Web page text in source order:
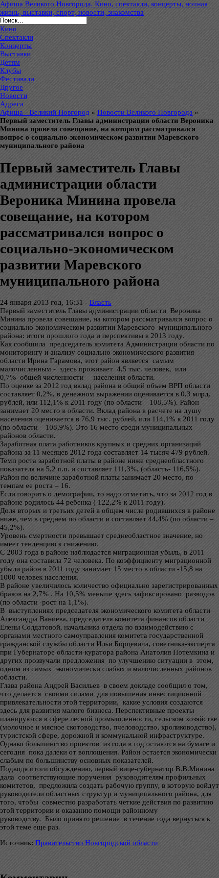
Афиша Великого Новгорода. Кино, спектакли, концерты, ночная
жизнь, выставки, спорт, новости, знакомства
Кино
Спектакли
Концерты
Выставки
Детям
Клубы
Фестивали
Другое
Новости
Адреса
Афиша - Великий Новгород » Новости Великого Новгорода »
Первый заместитель Главы администрации области Вероника
Минина провела совещание, на котором рассматривался
вопрос о социально-экономическом развитии Маревского
муниципального района
Первый заместитель Главы
администрации области
Вероника Минина провела
совещание, на котором
рассматривался вопрос о
социально-экономическом
развитии Маревского
муниципального района
24 января 2013 год, 16:31 - Власть
Первый заместитель Главы администрации области Вероника
Минина провела совещание, на котором рассматривался вопрос о
социально-экономическом развитии Маревского муниципального
района: итоги прошлого года и перспективы в 2013 году.
Как сообщила председатель комитета Администрации области по
мониторингу и анализу социально-экономического развития
области Ирина Гарамова, этот район является самым
малочисленным - здесь проживает 4,5 тыс. человек, или
0,7% общей численности населения области.
По оценке за 2012 год вклад района в общий объем ВРП области
составляет 0,2%, в денежном выражении оценивается в 0,3 млрд.
рублей, или 112,1% к 2011 году (по области – 108,5%). Район
занимает 20 место в области. Вклад района в расчете на душу
населения оценивается в 76,9 тыс. рублей, или 114,1% к 2011 году
(по области – 108,9%). Это 16 место среди муниципальных
районов области.
Заработная плата работников крупных и средних организаций
района за 11 месяцев 2012 года составляет 14 тысяч 479 рублей.
Темп роста заработной платы в районе ниже среднеобластного
показателя на 5,2 п.п. и составляет 111,3%, (область- 116,5%).
Район по величине заработной платы занимает 20 место, по
темпам ее роста – 16.
Если говорить о демографии, то надо отметить, что за 2012 год в
районе родилось 44 ребенка ( 122,2% к 2011 году).
Доля вторых и третьих детей в общем числе родившихся в районе
ниже, чем в среднем по области и составляет 44,4% (по области –
45,2%).
Уровень смертности превышает среднеобластное значение, но
имеет тенденцию к снижению.
С 2003 года в районе наблюдается миграционная убыль, в 2011
году она составила 72 человека. По коэффициенту миграционной
убыли район в 2011 году занимает 15 место в области -15,8 на
1000 человек населения.
В районе увеличилось количество официально зарегистрированных
браков на 2,7% . На 10,5% меньше здесь зафиксировано разводов
(по области -рост на 1,1%).
В выступлениях председателя экономического комитета области
Александра Ваниева, председателя комитета финансов области
Елены Солдатовой, начальника отдела по взаимодействию с
органами местного самоуправления комитета государственной
гражданской службы области Ильи Борцевича, советника-эксперта
при Губернаторе области-куратора района Анатолия Потемкина и
других прозвучали предложения по улучшению ситуации в этом,
одном из самых экономически слабых и малочисленных районов
области.
Глава района Андрей Васильев в своем докладе сообщил о том,
что делается своими силами для повышения инвестиционной
привлекательности этой территории, какие условия создаются
здесь для развития малого бизнеса. Перспективные проекты
планируются в сфере лесной промышленности, сельском хозяйстве
(молочное и мясное скотоводство, пчеловодство, кролиководство),
туристской сфере, дорожной и коммунальной инфраструктуре.
Однако большинство проектов из года в год остаются на бумаге и
сегодня пока далеки от воплощения. Район остается экономически
слабым по большинству основных показателей.
Подводя итоги обсуждению, первый вице-губернатор В.В.Минина
дала соответствующие поручения руководителям профильных
комитетов, предложила создать рабочую группу, в которую войдут
руководители областных структур и муниципального района, для
того, чтобы совместно разработать четкие действия по развитию
этой территории и оказанию помощи районному
руководству. Было принято решение в течение года вернуться к
этой теме еще раз.
Источник: Правительство Новгородской области